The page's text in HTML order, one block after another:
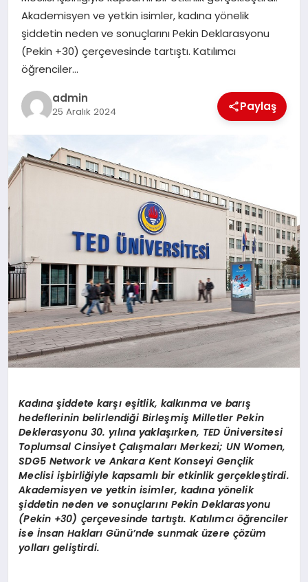
EĞITIM
Akademisyen ve yetkin isimler, kadına yönelik
şiddetin neden ve sonuçlarını Pekin Deklarasyonu
(Pekin +30) çerçevesinde tartıştı. Katılımcı
öğrenciler…
admin
25 Aralık 2024 Paylaş
Kadına şiddete karşı eşitlik, kalkınma ve barış
hedeflerinin belirlendiği Birleşmiş Milletler Pekin
Deklerasyonu 30. yılına yaklaşırken, TED Üniversitesi
Toplumsal Cinsiyet Çalışmaları Merkezi; UN Women,
SDG5 Network ve Ankara Kent Konseyi Gençlik
Meclisi işbirliğiyle kapsamlı bir etkinlik gerçekleştirdi.
Akademisyen ve yetkin isimler, kadına yönelik
şiddetin neden ve sonuçlarını Pekin Deklarasyonu
(Pekin +30) çerçevesinde tartıştı. Katılımcı öğrenciler
ise İnsan Hakları Günü’nde sunmak üzere çözüm
yolları geliştirdi.